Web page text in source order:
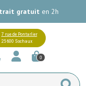
gratuit en 2h
Carlin Votre
7 rue de Pontarlier
25600 Sochaux
0